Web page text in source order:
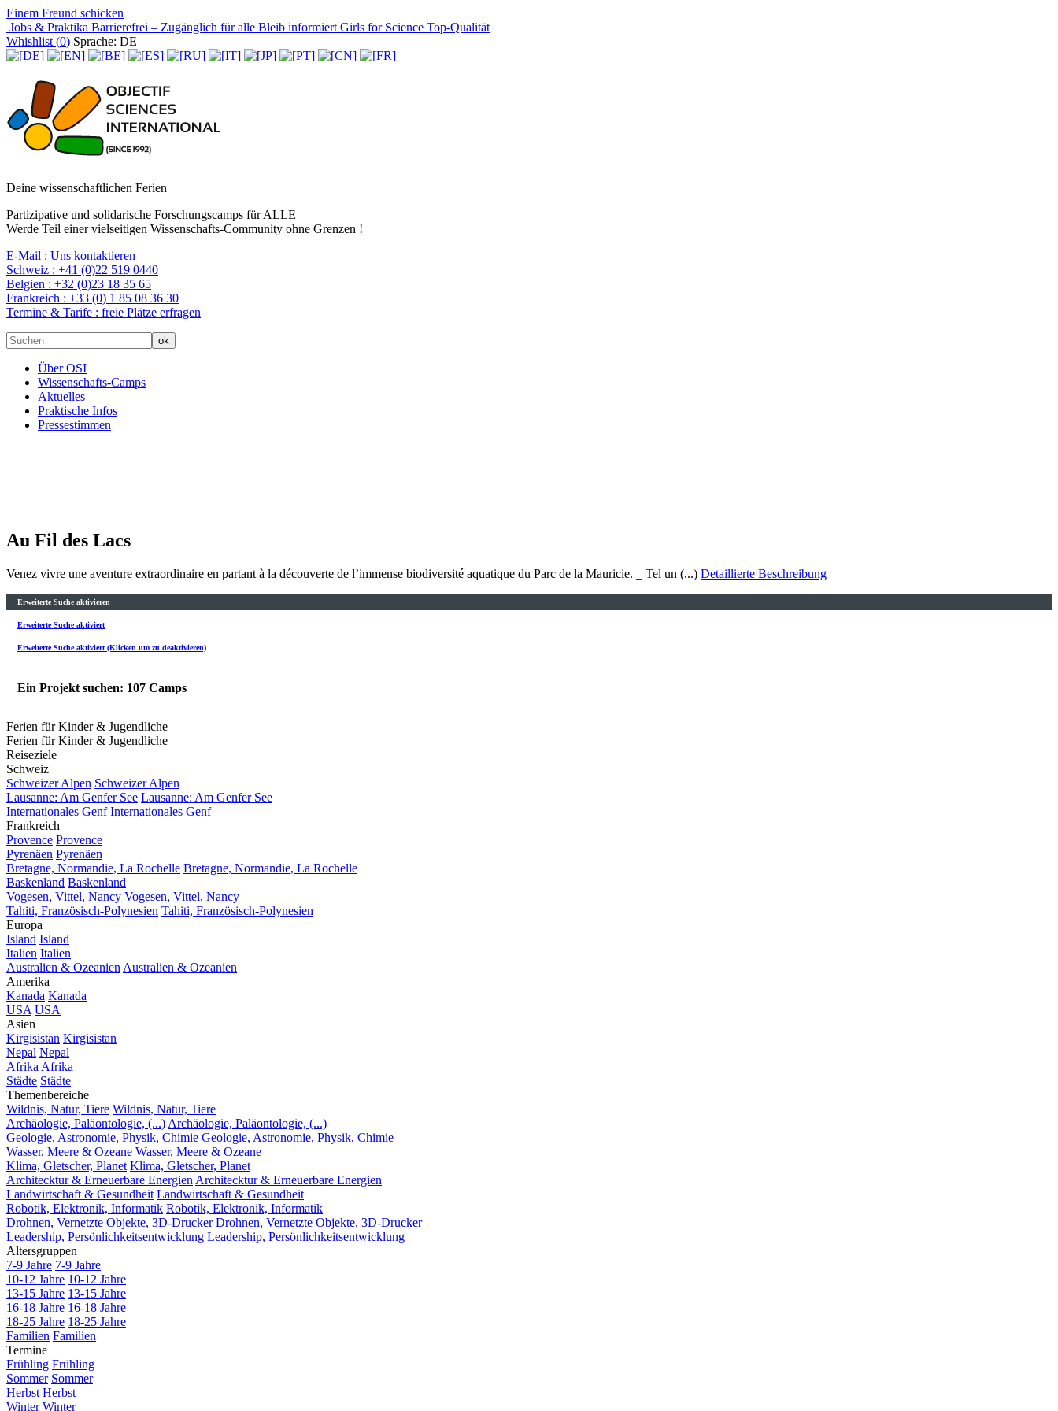
Einem Freund schicken
Jobs & Praktika Barrierefrei – Zugänglich für alle Bleib informiert Girls for Science Top-Qualität
Whishlist (0) Sprache: DE
Deine wissenschaftlichen Ferien
Partizipative und solidarische Forschungscamps für ALLE
Werde Teil einer vielseitigen Wissenschafts-Community ohne Grenzen !
E-Mail : Uns kontaktieren
Schweiz : +41 (0)22 519 0440
Belgien : +32 (0)23 18 35 65
Frankreich : +33 (0) 1 85 08 36 30
Termine & Tarife : freie Plätze erfragen
Über OSI
Wissenschafts-Camps
Aktuelles
Praktische Infos
Pressestimmen
Au Fil des Lacs
Venez vivre une aventure extraordinaire en partant à la découverte de l’immense biodiversité aquatique du Parc de la Mauricie. _ Tel un (...) Detaillierte Beschreibung
Erweiterte Suche aktivieren
Erweiterte Suche aktiviert
Erweiterte Suche aktiviert (Klicken um zu deaktivieren)
Ein Projekt suchen: 107 Camps
Ferien für Kinder & Jugendliche
Ferien für Kinder & Jugendliche
Reiseziele
Schweiz
Schweizer Alpen Schweizer Alpen
Lausanne: Am Genfer See Lausanne: Am Genfer See
Internationales Genf Internationales Genf
Frankreich
Provence Provence
Pyrenäen Pyrenäen
Bretagne, Normandie, La Rochelle Bretagne, Normandie, La Rochelle
Baskenland Baskenland
Vogesen, Vittel, Nancy Vogesen, Vittel, Nancy
Tahiti, Französisch-Polynesien Tahiti, Französisch-Polynesien
Europa
Island Island
Italien Italien
Australien & Ozeanien Australien & Ozeanien
Amerika
Kanada Kanada
USA USA
Asien
Kirgisistan Kirgisistan
Nepal Nepal
Afrika Afrika
Städte Städte
Themenbereiche
Wildnis, Natur, Tiere Wildnis, Natur, Tiere
Archäologie, Paläontologie, (...) Archäologie, Paläontologie, (...)
Geologie, Astronomie, Physik, Chimie Geologie, Astronomie, Physik, Chimie
Wasser, Meere & Ozeane Wasser, Meere & Ozeane
Klima, Gletscher, Planet Klima, Gletscher, Planet
Architecktur & Erneuerbare Energien Architecktur & Erneuerbare Energien
Landwirtschaft & Gesundheit Landwirtschaft & Gesundheit
Robotik, Elektronik, Informatik Robotik, Elektronik, Informatik
Drohnen, Vernetzte Objekte, 3D-Drucker Drohnen, Vernetzte Objekte, 3D-Drucker
Leadership, Persönlichkeitsentwicklung Leadership, Persönlichkeitsentwicklung
Altersgruppen
7-9 Jahre 7-9 Jahre
10-12 Jahre 10-12 Jahre
13-15 Jahre 13-15 Jahre
16-18 Jahre 16-18 Jahre
18-25 Jahre 18-25 Jahre
Familien Familien
Termine
Frühling Frühling
Sommer Sommer
Herbst Herbst
Winter Winter